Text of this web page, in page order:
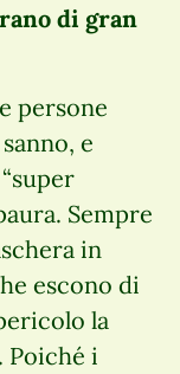
di gran
persone
e
Sempre
in
escono di
la
Poiché i